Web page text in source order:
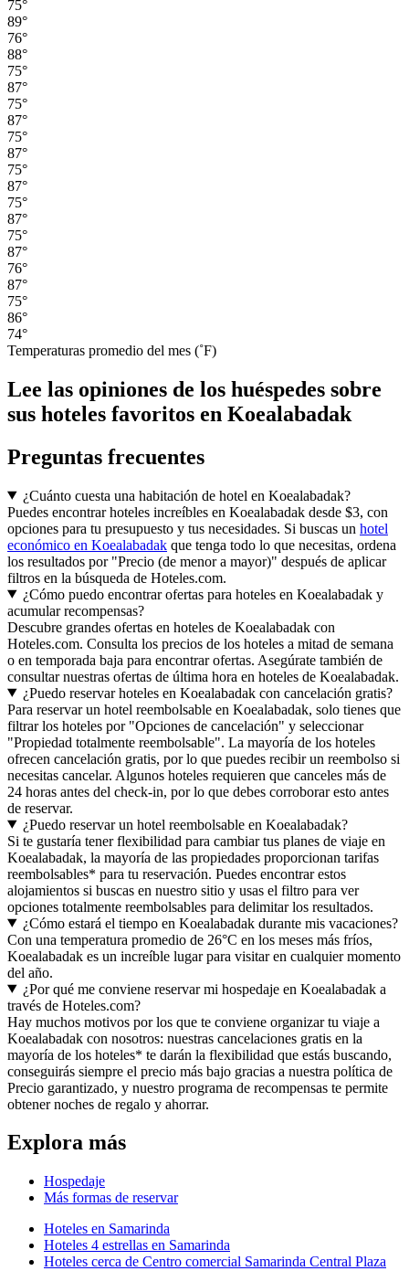
75°
89°
76°
88°
75°
87°
75°
87°
75°
87°
75°
87°
75°
87°
75°
87°
76°
87°
75°
86°
74°
Temperaturas promedio del mes (˚F)
Lee las opiniones de los huéspedes sobre
sus hoteles favoritos en Koealabadak
Preguntas frecuentes
¿Cuánto cuesta una habitación de hotel en Koealabadak?
Puedes encontrar hoteles increíbles en Koealabadak desde $3, con
opciones para tu presupuesto y tus necesidades. Si buscas un hotel
económico en Koealabadak que tenga todo lo que necesitas, ordena
los resultados por "Precio (de menor a mayor)" después de aplicar
filtros en la búsqueda de Hoteles.com.
¿Cómo puedo encontrar ofertas para hoteles en Koealabadak y
acumular recompensas?
Descubre grandes ofertas en hoteles de Koealabadak con
Hoteles.com. Consulta los precios de los hoteles a mitad de semana
o en temporada baja para encontrar ofertas. Asegúrate también de
consultar nuestras ofertas de última hora en hoteles de Koealabadak.
¿Puedo reservar hoteles en Koealabadak con cancelación gratis?
Para reservar un hotel reembolsable en Koealabadak, solo tienes que
filtrar los hoteles por "Opciones de cancelación" y seleccionar
"Propiedad totalmente reembolsable". La mayoría de los hoteles
ofrecen cancelación gratis, por lo que puedes recibir un reembolso si
necesitas cancelar. Algunos hoteles requieren que canceles más de
24 horas antes del check-in, por lo que debes corroborar esto antes
de reservar.
¿Puedo reservar un hotel reembolsable en Koealabadak?
Si te gustaría tener flexibilidad para cambiar tus planes de viaje en
Koealabadak, la mayoría de las propiedades proporcionan tarifas
reembolsables* para tu reservación. Puedes encontrar estos
alojamientos si buscas en nuestro sitio y usas el filtro para ver
opciones totalmente reembolsables para delimitar los resultados.
¿Cómo estará el tiempo en Koealabadak durante mis vacaciones?
Con una temperatura promedio de 26°C en los meses más fríos,
Koealabadak es un increíble lugar para visitar en cualquier momento
del año.
¿Por qué me conviene reservar mi hospedaje en Koealabadak a
través de Hoteles.com?
Hay muchos motivos por los que te conviene organizar tu viaje a
Koealabadak con nosotros: nuestras cancelaciones gratis en la
mayoría de los hoteles* te darán la flexibilidad que estás buscando,
conseguirás siempre el precio más bajo gracias a nuestra política de
Precio garantizado, y nuestro programa de recompensas te permite
obtener noches de regalo y ahorrar.
Explora más
Hospedaje
Más formas de reservar
Hoteles en Samarinda
Hoteles 4 estrellas en Samarinda
Hoteles cerca de Centro comercial Samarinda Central Plaza